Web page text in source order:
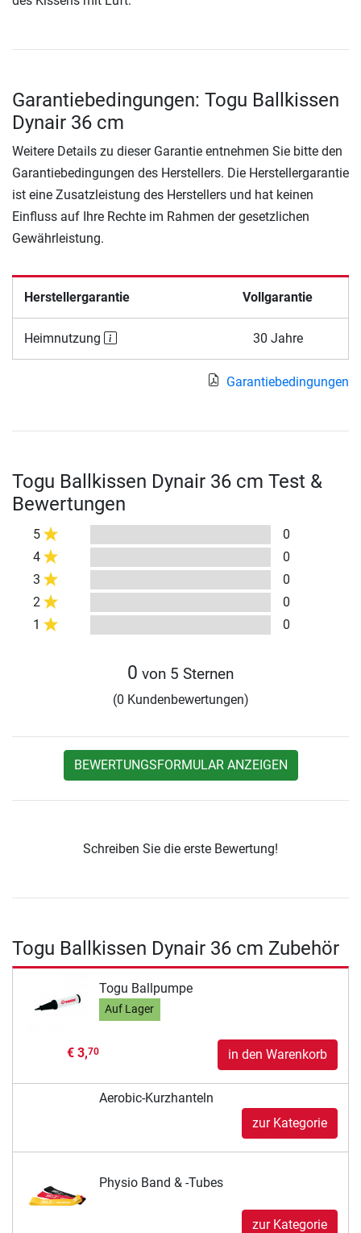
Garantiebedingungen: Togu Ballkissen
Dynair 36 cm
Weitere Details zu dieser Garantie entnehmen Sie bitte den
Garantiebedingungen des Herstellers. Die Herstellergarantie
ist eine Zusatzleistung des Herstellers und hat keinen
Einfluss auf Ihre Rechte im Rahmen der gesetzlichen
Gewährleistung.
Herstellergarantie Vollgarantie
Heimnutzung 30 Jahre
Garantiebedingungen
Togu Ballkissen Dynair 36 cm Test &
Bewertungen
5
0
4
0
3
0
2
0
1
0
0 von 5 Sternen
(0 Kundenbewertungen)
BEWERTUNGSFORMULAR ANZEIGEN
Schreiben Sie die erste Bewertung!
Togu Ballkissen Dynair 36 cm Zubehör
Togu Ballpumpe
Auf Lager
€ 3,70 in den Warenkorb
Aerobic-Kurzhanteln
zur Kategorie
Physio Band & -Tubes
zur Kategorie